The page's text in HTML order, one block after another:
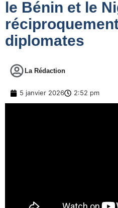
le Bénin et le
diplomates
La Rédaction
5 janvier 2026 2:52 pm